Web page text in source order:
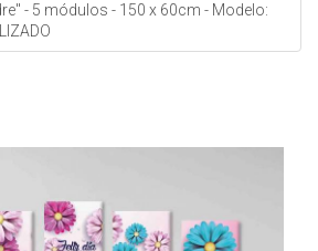
- 5 módulos - 150 x 60cm - Modelo: